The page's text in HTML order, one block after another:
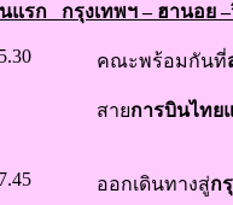
แรก กรุงเทพฯ – ฮานอย
คณะพร้อมกันที่
สายการบินไทย
ออกเดินทางสู่ก